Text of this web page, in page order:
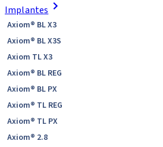
Implantes
Axiom® BL X3
Axiom® BL X3S
Axiom TL X3
Axiom® BL REG
Axiom® BL PX
Axiom® TL REG
Axiom® TL PX
Axiom® 2.8